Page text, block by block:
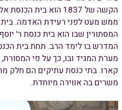
הקשה של 1837 הוא
ממש מעט לפני רעידת האדמה. בית
המסתורין שבו הוא בית כנסת ר'
המדרש בו לימד הרב. תחת בית
מערת המגיד ובו, כך על פי
קארו. בתי כנסת עתיקים הם חלק
משרים בה אווירה מיוחדת.